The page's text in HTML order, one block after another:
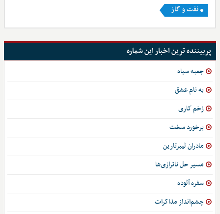
نفت و گاز
پربیننده ترین اخبار این شماره
جعبه سیاه
به نام عشق
زخم‌ کاری
برخورد سخت
مادران لیبرتارین
مسیر حل ناترازی‌ها
سفره آلوده
چشم‌انداز مذاکرات